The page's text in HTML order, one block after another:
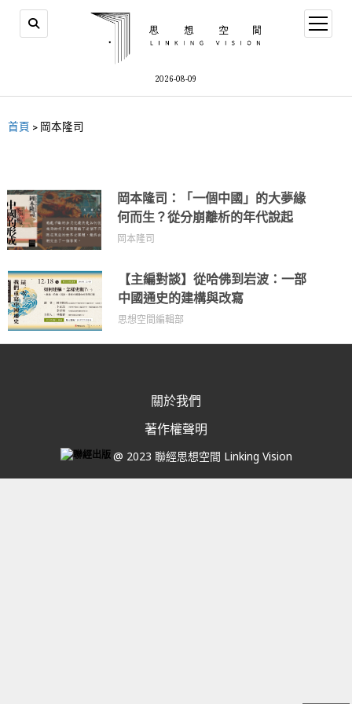
2026-08-09
首頁 > 岡本隆司
岡本隆司：「一個中國」的大夢緣
何而生？從分崩離析的年代說起
岡本隆司
【主編對談】從哈佛到岩波：一部
中國通史的建構與改寫
思想空間編輯部
關於我們
著作權聲明
@ 2023 聯經思想空間 Linking Vision